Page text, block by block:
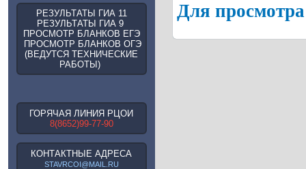
РЕЗУЛЬТАТЫ ГИА 11
РЕЗУЛЬТАТЫ ГИА 9
ПРОСМОТР БЛАНКОВ ЕГЭ
ПРОСМОТР БЛАНКОВ ОГЭ
(ВЕДУТСЯ ТЕХНИЧЕСКИЕ
РАБОТЫ)
ГОРЯЧАЯ ЛИНИЯ РЦОИ
8(8652)99-77-90
КОНТАКТНЫЕ АДРЕСА
STAVRCOI@MAIL.RU
Для просмотра